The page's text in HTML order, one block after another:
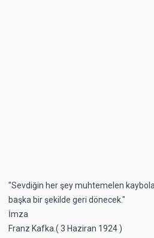
"Sevdiğin her şey muhtemelen
başka bir şekilde geri dönecek."
İmza
Franz Kafka.( 3 Haziran 1924 )